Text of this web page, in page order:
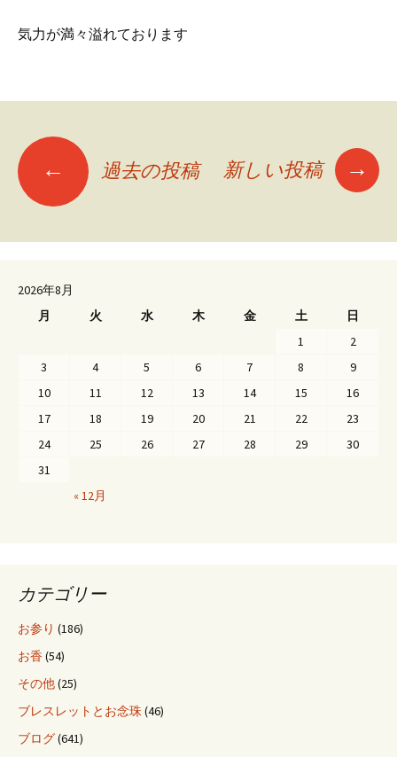
気力が満々溢れております
投
稿
ナ
ビ
ゲ
ー
ン
← 過去の投稿 新しい投稿 →
2026年8月
月
火 水 木 金 土
日
1
2
3
4 5 6 7 8
9
10
11 12 13 14 15
16
17
18 19 20 21 22
23
24
25 26 27 28 29
30
31
« 12月
カテゴリー
お参り (186)
お香(54)
その他(25)
ブレスレットとお念珠(46)
ブログ(641)